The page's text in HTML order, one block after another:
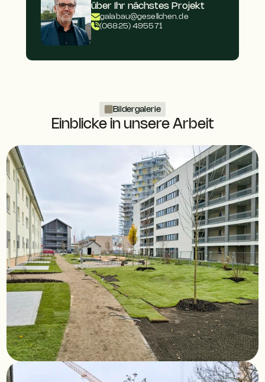
über Ihr nächstes Projekt
galabau@gesellchen.de
(06825) 495571
Bildergalerie
Einblicke in unsere Arbeit